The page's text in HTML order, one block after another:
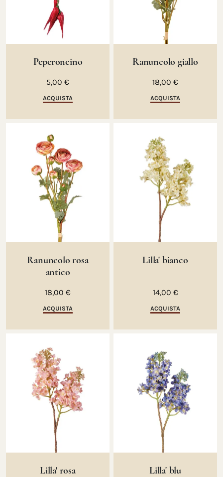
Peperoncino
5,00 €
ACQUISTA
Ranuncolo giallo
18,00 €
ACQUISTA
Ranuncolo rosa
antico
18,00 €
ACQUISTA
Lilla' bianco
14,00 €
ACQUISTA
Lilla' rosa Lilla' blu